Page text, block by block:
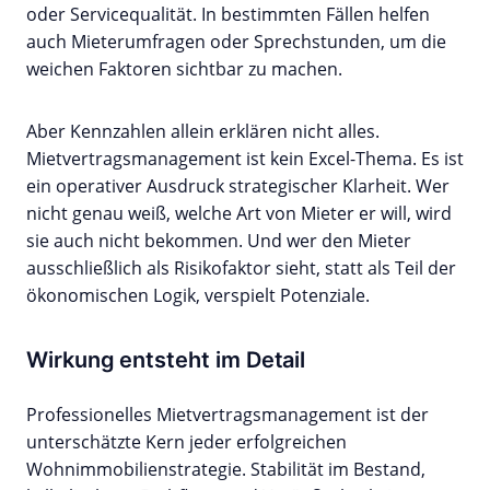
oder Servicequalität. In bestimmten Fällen helfen
auch Mieterumfragen oder Sprechstunden, um die
weichen Faktoren sichtbar zu machen.
Aber Kennzahlen allein erklären nicht alles.
Mietvertragsmanagement ist kein Excel-Thema. Es ist
ein operativer Ausdruck strategischer Klarheit. Wer
nicht genau weiß, welche Art von Mieter er will, wird
sie auch nicht bekommen. Und wer den Mieter
ausschließlich als Risikofaktor sieht, statt als Teil der
ökonomischen Logik, verspielt Potenziale.
Wirkung entsteht im Detail
Professionelles Mietvertragsmanagement ist der
unterschätzte Kern jeder erfolgreichen
Wohnimmobilienstrategie. Stabilität im Bestand,